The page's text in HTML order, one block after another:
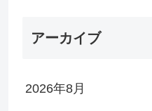
アーカイブ
2026年8月